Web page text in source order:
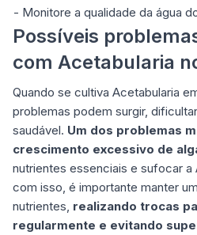
- Monitore a qualidade da água
Possíveis
com Acetabularia
Quando se cultiva Acetabularia
problemas podem surgir,
saudável. Um dos problemas
crescimento excessivo de
nutrientes essenciais e sufocar a
com isso, é importante manter
nutrientes, realizando trocas
regularmente e evitando